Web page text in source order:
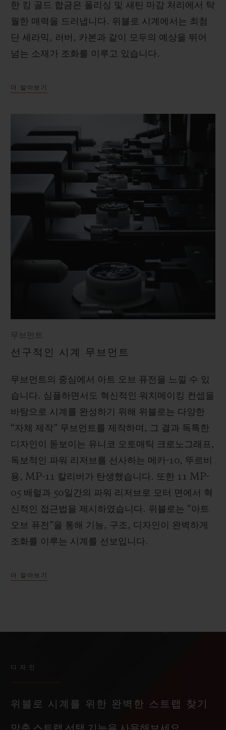
한 킹 골드 합금은 폴리싱 및 새틴 마감 처리에서 탁
월한 매력을 드러냅니다. 위블로 시계에서는 최첨
단 세라믹, 러버, 카본과 같이 모두의 예상을 뛰어
넘는 소재가 조화를 이루고 있습니다.
더 알아보기
무브먼트
선구적인 시계 무브먼트
무브먼트의 중심에서 아트 오브 퓨전을 느낄 수 있
습니다. 심플하면서도 혁신적인 워치메이킹 컨셉을
바탕으로 시계를 완성하기 위해 위블로는 다양한
“자체 제작” 무브먼트를 제작하며, 그 결과 독특한
디자인이 돋보이는 유니코 오토매틱 크로노그래프,
독보적인 파워 리저브를 선사하는 메카-10, 뚜르비
용, MP-11 칼리버가 탄생했습니다. 또한 11 MP-
05 배럴과 50일간의 파워 리저브로 모터 면에서 혁
신적인 접근법을 제시하였습니다. 위블로는 “아트
오브 퓨전”을 통해 기능, 구조, 디자인이 완벽하게
조화를 이루는 시계를 선보입니다.
더 알아보기
디자인
위블로 시계를 위한 완벽한 스트랩 찾기